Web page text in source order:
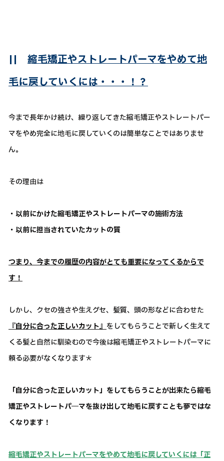
|| 縮毛矯正やストレートパーマをやめて地
毛に戻していくには・・・！？
今まで長年かけ続け、繰り返してきた縮毛矯正やストレートパー
マをやめ完全に地毛に戻していくのは簡単なことではありませ
ん。
その理由は
・以前にかけた縮毛矯正やストレートパーマの施術方法
・以前に担当されていたカットの質
つまり、今までの履歴の内容がとても重要になってくるからで
す！
しかし、クセの強さや生えグセ、髪質、頭の形などに合わせた
『自分に合った正しいカット』 をしてもらうことで新しく生えて
くる髪と自然に馴染むので今後は縮毛矯正やストレートパーマに
頼る必要がなくなります＊
「自分に合った正しいカット」をしてもらうことが出来たら縮毛
矯正やストレートパ―マを抜け出して地毛に戻すことも夢ではな
くなります！
縮毛矯正やストレートパーマをやめて地毛に戻していくには「正